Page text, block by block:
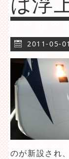
2011-05-01
のが新設され